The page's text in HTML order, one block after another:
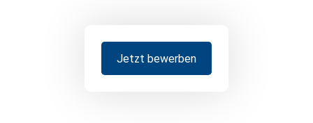
Jetzt bewerben